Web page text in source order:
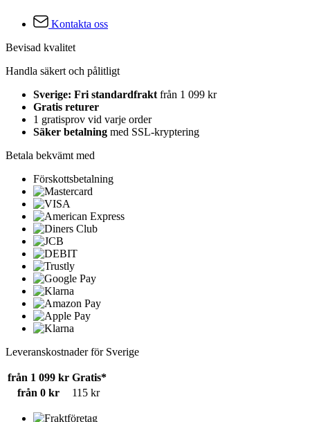
Kontakta oss
Bevisad kvalitet
Handla säkert och pålitligt
Sverige: Fri standardfraktfrån 1 099 kr
Gratis returer
1 gratisprov vid varje order
Säker betalning med SSL-kryptering
Betala bekvämt med
Förskottsbetalning
Leveranskostnader för Sverige
från 1 099 kr Gratis*
från 0 kr
115 kr